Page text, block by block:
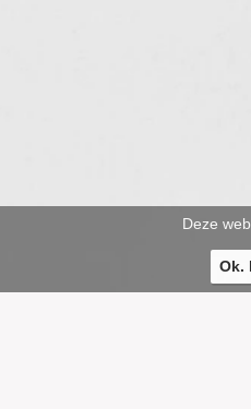
Deze
Ok.